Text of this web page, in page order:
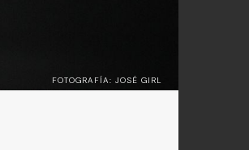
FOTOGRAFÍA: JOSÉ GIRL